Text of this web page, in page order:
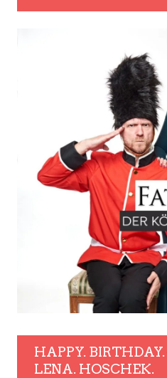
HAPPY.
LENA. HOSCHEK.